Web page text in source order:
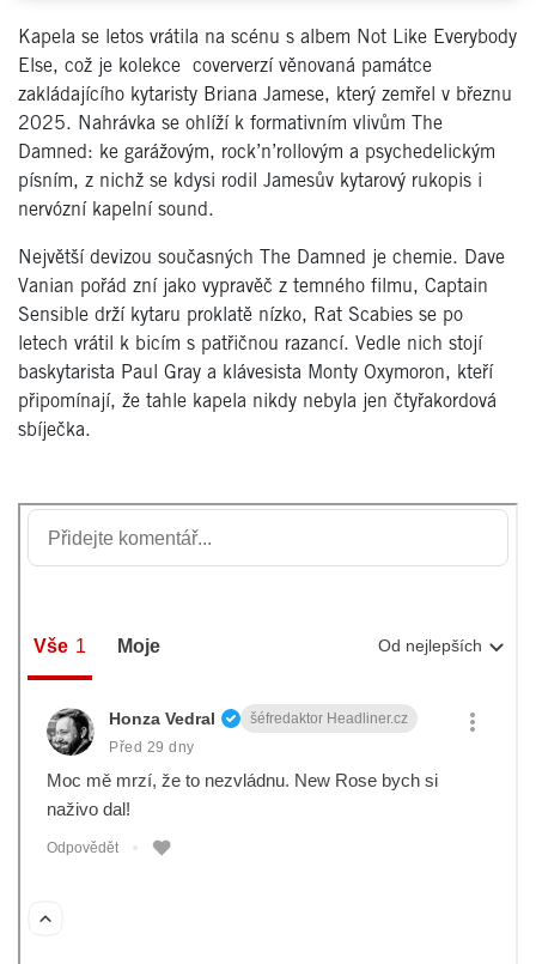
Kapela se letos vrátila na scénu s albem Not Like Everybody
Else, což je kolekce coververzí věnovaná památce
zakládajícího kytaristy Briana Jamese, který zemřel v březnu
2025. Nahrávka se ohlíží k formativním vlivům The
Damned: ke garážovým, rock’n’rollovým a psychedelickým
písním, z nichž se kdysi rodil Jamesův kytarový rukopis i
nervózní kapelní sound.
Největší devizou současných The Damned je chemie. Dave
Vanian pořád zní jako vypravěč z temného filmu, Captain
Sensible drží kytaru proklatě nízko, Rat Scabies se po
letech vrátil k bicím s patřičnou razancí. Vedle nich stojí
baskytarista Paul Gray a klávesista Monty Oxymoron, kteří
připomínají, že tahle kapela nikdy nebyla jen čtyřakordová
sbíječka.